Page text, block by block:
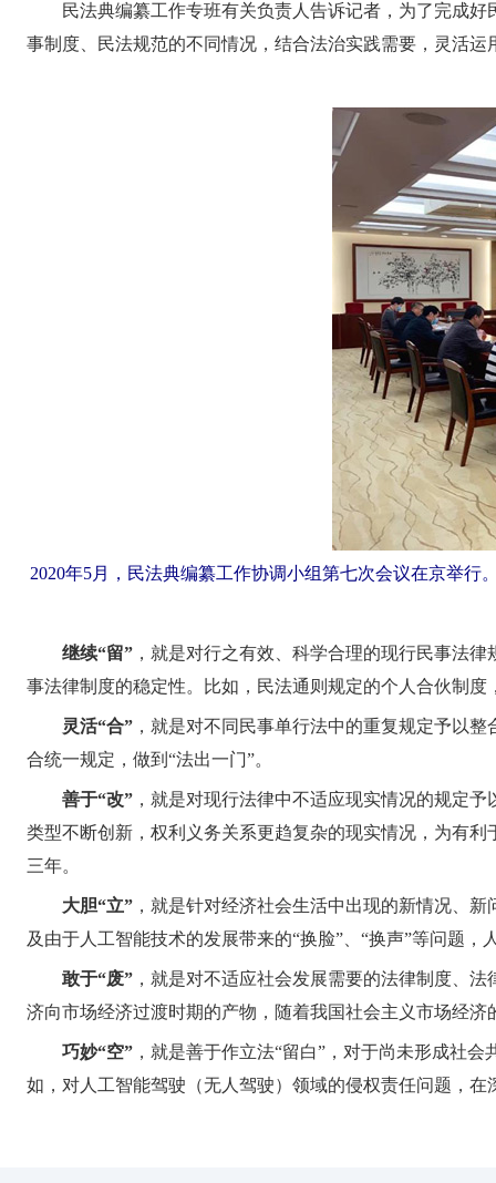
民法典编纂工作专班有关负责人告诉记者，为了完成
事制度、民法规范的不同情况，结合法治实践需要，灵活
2020年5月，民法典编纂工作协调小组第七次会议在京举
继续“留” ，就是对行之有效、科学合理的现行民事法
事法律制度的稳定性。比如，民法通则规定的个人合伙制
灵活“合” ，就是对不同民事单行法中的重复规定予以
合统一规定，做到“法出一门”。
善于“改” ，就是对现行法律中不适应现实情况的规定
类型不断创新，权利义务关系更趋复杂的现实情况，为有
三年。
大胆“立” ，就是针对经济社会生活中出现的新情况、
及由于人工智能技术的发展带来的“换脸”、“换声”等问题，
敢于“废” ，就是对不适应社会发展需要的法律制度、
济向市场经济过渡时期的产物，随着我国社会主义市场经
巧妙“空” ，就是善于作立法“留白”，对于尚未形成社
如，对人工智能驾驶（无人驾驶）领域的侵权责任问题，